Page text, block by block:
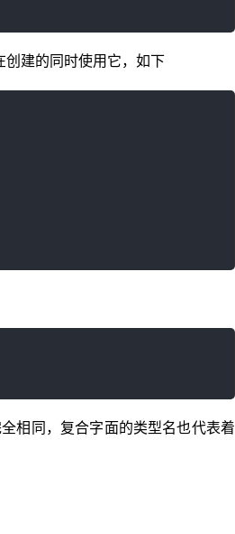
创建的同时使用它，如下
相同，复合字面的类型名也代表着